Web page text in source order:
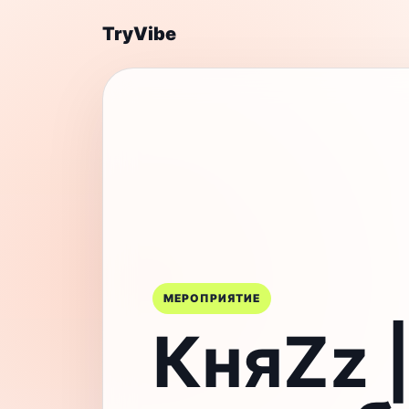
TryVibe
МЕРОПРИЯТИЕ
КняZz